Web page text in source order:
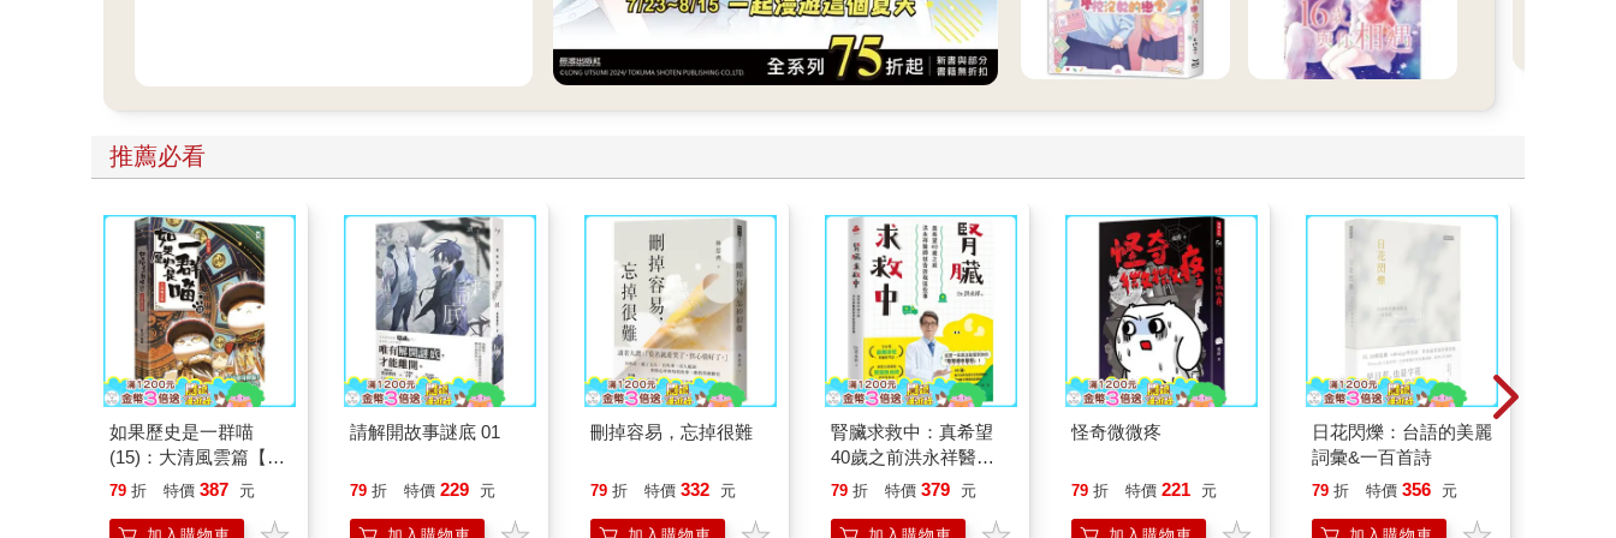
推薦必看
如果歷史是一群喵
(15)：大清風雲篇【萌
貓漫畫學歷史】
79 折 特價 387 元
請解開故事謎底 01
79 折 特價 229 元
刪掉容易，忘掉很難
79 折 特價 332 元
腎臟求救中：真希望
40歲之前洪永祥醫師
就告訴我這些事
79 折 特價 379 元
怪奇微微疼
79 折 特價 221 元
日花閃爍：台語的美麗
詞彙&一百首詩
79 折 特價 356 元